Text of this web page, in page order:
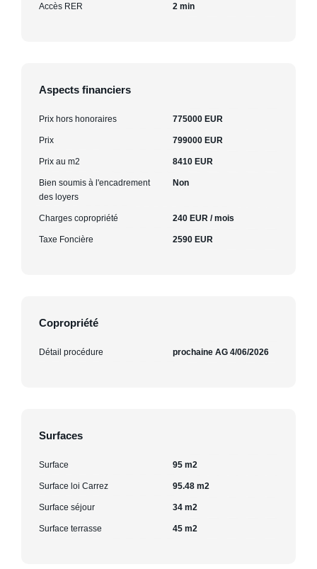
Accès RER 2 min
Aspects financiers
Prix hors honoraires 775000 EUR
Prix 799000 EUR
Prix au m2 8410 EUR
Bien soumis à l'encadrement
des loyers
Non
Charges copropriété 240 EUR / mois
Taxe Foncière 2590 EUR
Copropriété
Détail procédure prochaine AG 4/06/2026
Surfaces
Surface 95 m2
Surface loi Carrez 95.48 m2
Surface séjour 34 m2
Surface terrasse 45 m2